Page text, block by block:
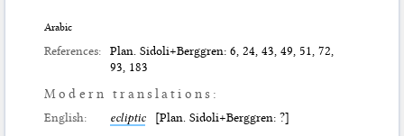
Arabic
References:
Plan. Sidoli+Berggren: 6, 24, 43, 49, 51, 72,
93, 183
Modern translations:
English: ecliptic[Plan. Sidoli+Berggren: ?]